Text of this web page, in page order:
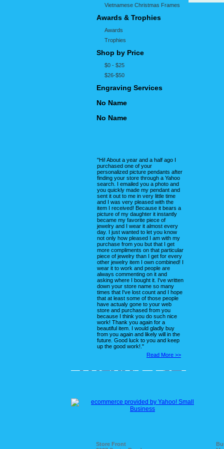
Vietnamese Christmas Frames
Awards & Trophies
Awards
Trophies
Shop by Price
$0 - $25
$26-$50
Engraving Services
No Name
No Name
"Hi! About a year and a half ago I
purchased one of your
personalized picture pendants after
finding your store through a Yahoo
search. I emailed you a photo and
you quickly made my pendant and
sent it out to me in very little time
and I was very pleased with the
item I received! Because it bears a
picture of my daughter it instantly
became my favorite piece of
jewelry and I wear it almost every
day. I just wanted to let you know
not only how pleased I am with my
purchase from you but that I get
more compliments on that particular
piece of jewelry than I get for every
other jewelry item I own combined! I
wear it to work and people are
always commenting on it and
asking where I bought it. I've written
down your store name so many
times that I've lost count and I hope
that at least some of those people
have actualy gone to your web
store and purchased from you
because I think you do such nice
work! Thank you again for a
beautiful item. I would gladly buy
from you again and likely will in the
future. Good luck to you and keep
up the good work!."
Read More >>
Store Front